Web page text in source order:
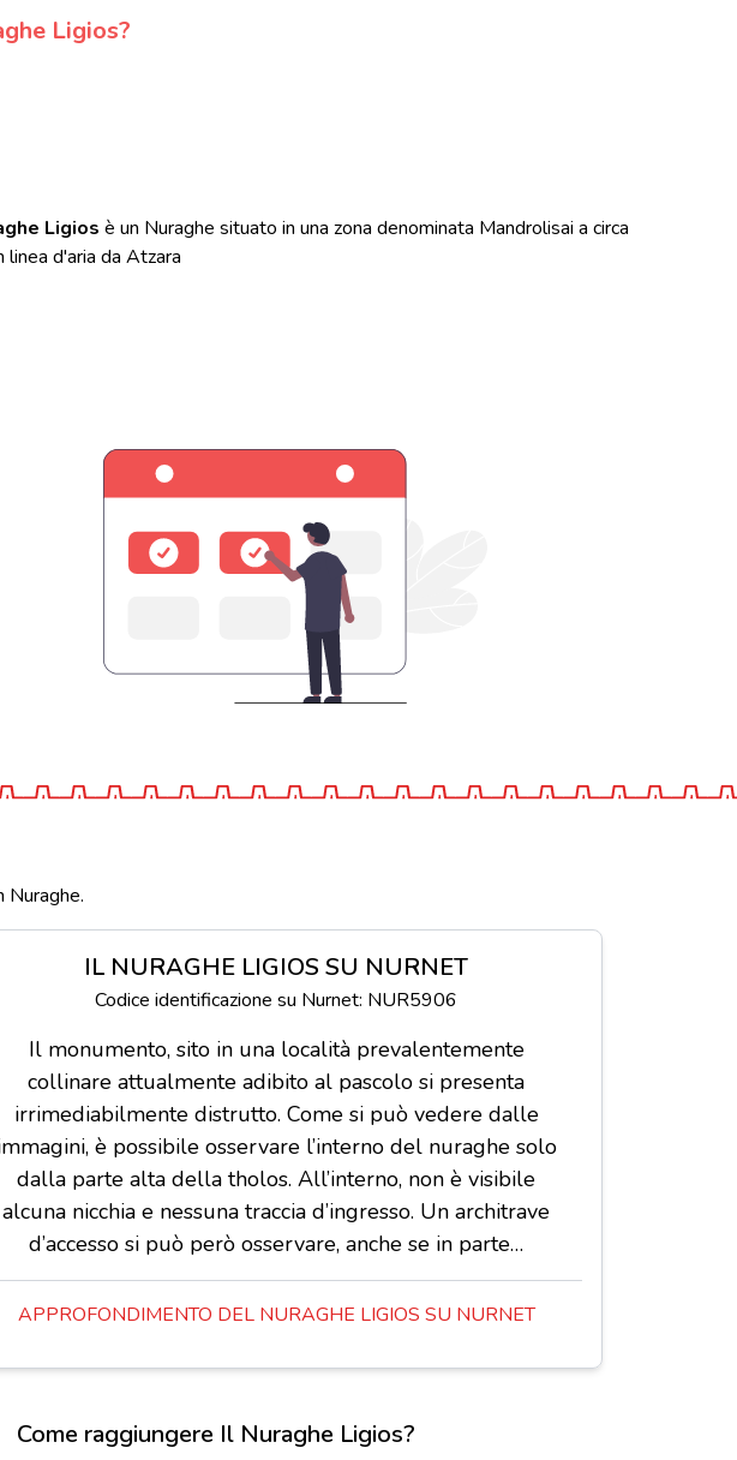
Ligios?
Ligios è un Nuraghe situato in una zona denominata Mandrolisai a circa
linea d'aria da Atzara
Nuraghe.
IL NURAGHE LIGIOS SU NURNET
Codice identificazione su Nurnet: NUR5906
Il monumento, sito in una località prevalentemente
collinare attualmente adibito al pascolo si presenta
irrimediabilmente distrutto. Come si può vedere dalle
è possibile osservare l’interno del nuraghe solo
dalla parte alta della tholos. All’interno, non è visibile
alcuna nicchia e nessuna traccia d’ingresso. Un architrave
d’accesso si può però osservare, anche se in parte…
APPROFONDIMENTO DEL NURAGHE LIGIOS SU NURNET
Come raggiungere Il Nuraghe Ligios?